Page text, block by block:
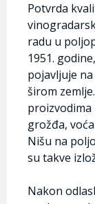
Potvrda
radu u
1951.
pojavljuje
širom
grožđa,
Nišu na
su takve
Nakon